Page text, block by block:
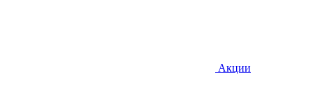
Акции